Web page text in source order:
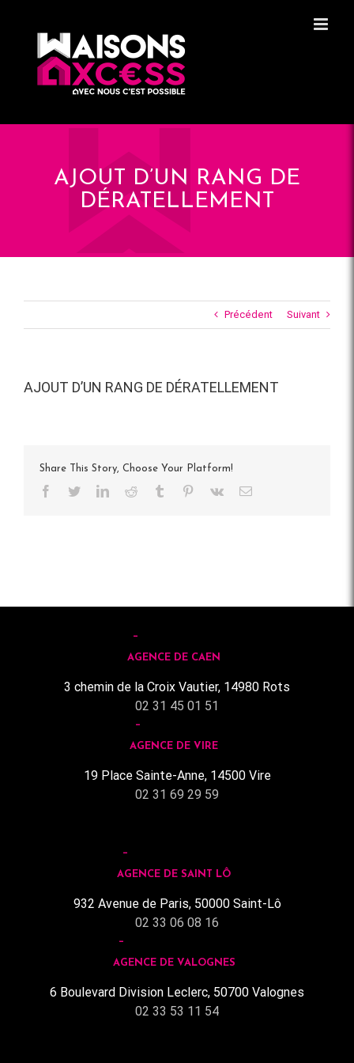
AJOUT D’UN RANG DE
DÉRATELLEMENT
Précédent Suivant
AJOUT D’UN RANG DE DÉRATELLEMENT
Share This Story, Choose Your Platform!
Facebook
TwitterLinkedInReddit Tumblr Pinterest
Vk Email
AGENCE DE CAEN
3 chemin de la Croix Vautier, 14980 Rots
02 31 45 01 51
AGENCE DE VIRE
19 Place Sainte-Anne, 14500 Vire
02 31 69 29 59
AGENCE DE SAINT LÔ
932 Avenue de Paris, 50000 Saint-Lô
02 33 06 08 16
AGENCE DE VALOGNES
6 Boulevard Division Leclerc, 50700 Valognes
02 33 53 11 54